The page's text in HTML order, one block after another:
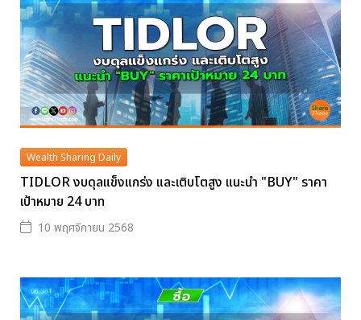
Wealth Sharing Daily
TIDLOR งบดุลแข็งแกร่ง และเติบโตสูง แนะนำ "BUY" ราคา
เป้าหมาย 24 บาท
10 พฤศจิกายน 2568